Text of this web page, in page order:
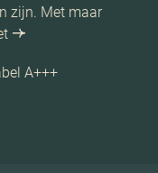
zijn. Met maar
A+++